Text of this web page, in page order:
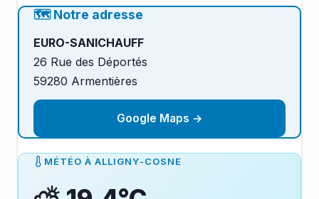
🗺️ Notre adresse
EURO-SANICHAUFF
26 Rue des Déportés
59280 Armentières
Google Maps →
MÉTÉO À ALLIGNY-COSNE